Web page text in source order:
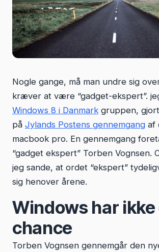
Nogle gange, må man undre sig
kræver at være “gadget-ekspert”.
Windows 8 i Danmark gruppen,
på Jylands Postens gennemgang af
macbook pro. En gennemgang
“gadget ekspert” Torben Vognsen.
jeg sande, at ordet “ekspert”
sig henover årene.
Windows har ikke
chance
Torben Vognsen gennemgår den